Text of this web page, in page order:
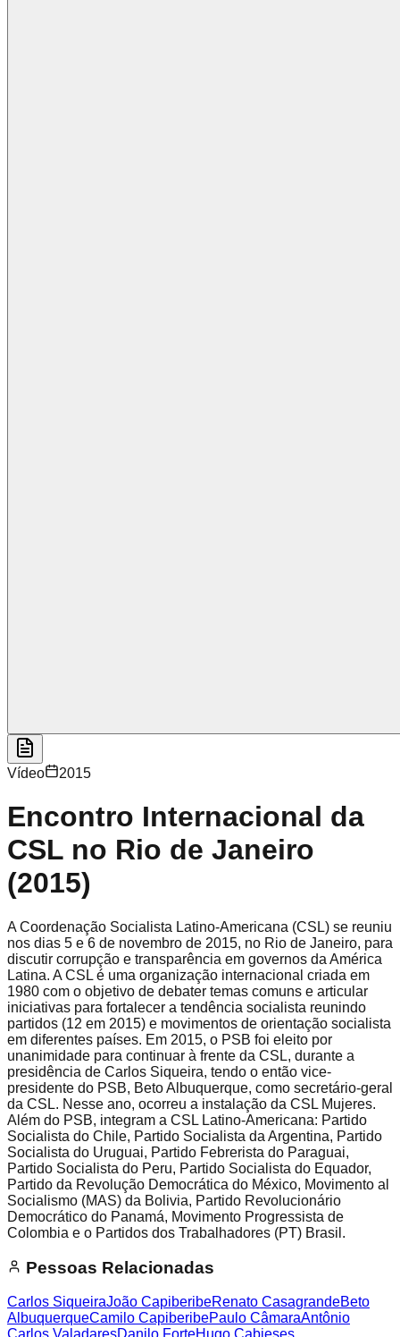
Vídeo 2015
Encontro Internacional da
CSL no Rio de Janeiro
(2015)
A Coordenação Socialista Latino-Americana (CSL) se reuniu
nos dias 5 e 6 de novembro de 2015, no Rio de Janeiro, para
discutir corrupção e transparência em governos da América
Latina. A CSL é uma organização internacional criada em
1980 com o objetivo de debater temas comuns e articular
iniciativas para fortalecer a tendência socialista reunindo
partidos (12 em 2015) e movimentos de orientação socialista
em diferentes países. Em 2015, o PSB foi eleito por
unanimidade para continuar à frente da CSL, durante a
presidência de Carlos Siqueira, tendo o então vice-
presidente do PSB, Beto Albuquerque, como secretário-geral
da CSL. Nesse ano, ocorreu a instalação da CSL Mujeres.
Além do PSB, integram a CSL Latino-Americana: Partido
Socialista do Chile, Partido Socialista da Argentina, Partido
Socialista do Uruguai, Partido Febrerista do Paraguai,
Partido Socialista do Peru, Partido Socialista do Equador,
Partido da Revolução Democrática do México, Movimento al
Socialismo (MAS) da Bolivia, Partido Revolucionário
Democrático do Panamá, Movimento Progressista de
Colombia e o Partidos dos Trabalhadores (PT) Brasil.
Pessoas Relacionadas
Carlos SiqueiraJoão CapiberibeRenato CasagrandeBeto
AlbuquerqueCamilo CapiberibePaulo CâmaraAntônio